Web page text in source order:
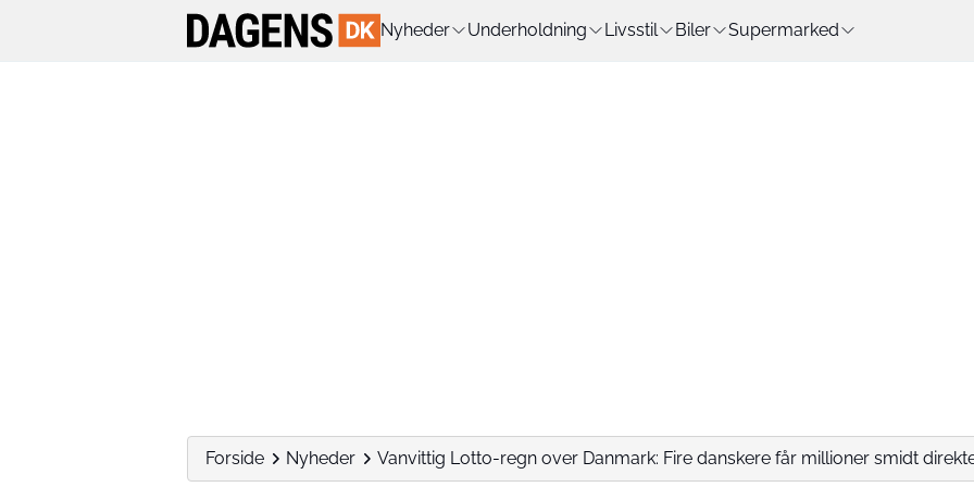
Nyheder Underholdning Livsstil Biler Supermarked
Forside Nyheder Vanvittig Lotto-regn over Danmark: Fire danskere får millioner smidt